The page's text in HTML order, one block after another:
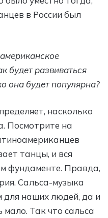
в России был
будет развиваться
она будет популярна?
насколько
Посмотрите на
танцы, и вся
фундаменте. Правда,
Сальса-музыка
наших людей, да и
Так что сальса